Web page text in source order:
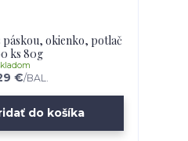
páskou, okienko, potlač
ks 80g
€/BAL.
do košíka